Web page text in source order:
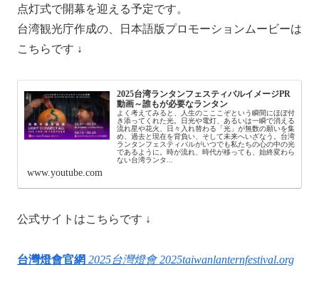
点灯式で開幕を迎える予定です。
台湾観光庁作成の、日本語版プロモーションムービーは
こちらです ↓
2025台湾ランタンフェスティバルイメージPR
動画～誰もが必要なランタン
よく考えてみると、人生のこここぞという瞬間にほぼ付
き添ってくれた光。日光や電灯、あるいは一瞬で消える
流れ星や花火、日々入れ替わる「光」が無数の願いを集
め、過去と現在を背負い、そして未来へいざなう。台湾
ランタンフェスティバルがいつでも私たちの心の中の光
であるように。時が流れ、時代が移っても、始終変わら
ない台湾ランタ...
www.youtube.com
公式サイトはこちらです ↓
台灣燈會官網 2025台灣燈會 2025taiwanlanternfestival.org